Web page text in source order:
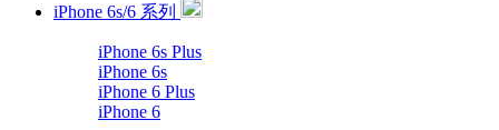
iPhone 6s/6 系列
iPhone 6s Plus
iPhone 6s
iPhone 6 Plus
iPhone 6